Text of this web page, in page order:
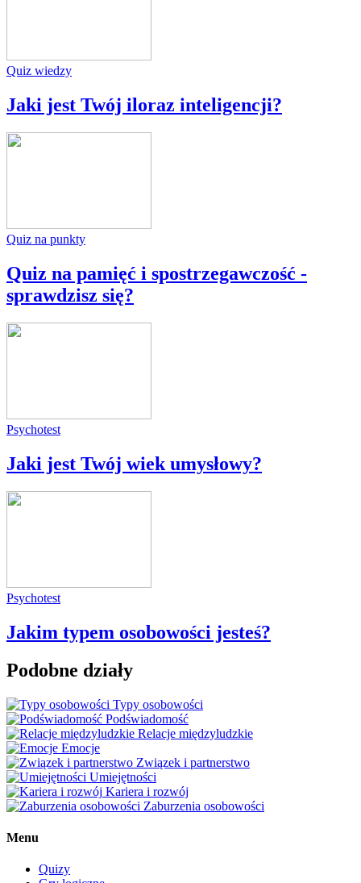
Quiz wiedzy
Jaki jest Twój iloraz inteligencji?
Quiz na punkty
Quiz na pamięć i spostrzegawczość -
sprawdzisz się?
Psychotest
Jaki jest Twój wiek umysłowy?
Psychotest
Jakim typem osobowości jesteś?
Podobne działy
Typy osobowości
Podświadomość
Relacje międzyludzkie
Emocje
Związek i partnerstwo
Umiejętności
Kariera i rozwój
Zaburzenia osobowości
Menu
Quizy